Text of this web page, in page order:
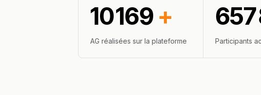
10 169 +
AG réalisées sur la plateforme
657
Participants